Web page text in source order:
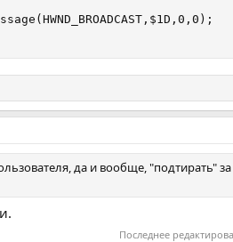
да и вообще, "подтирать"
Последнее